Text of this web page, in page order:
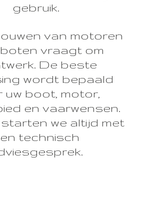
gebruik.
van motoren
vraagt om
De beste
wordt bepaald
uw boot, motor,
en vaarwensen.
we altijd met
technisch